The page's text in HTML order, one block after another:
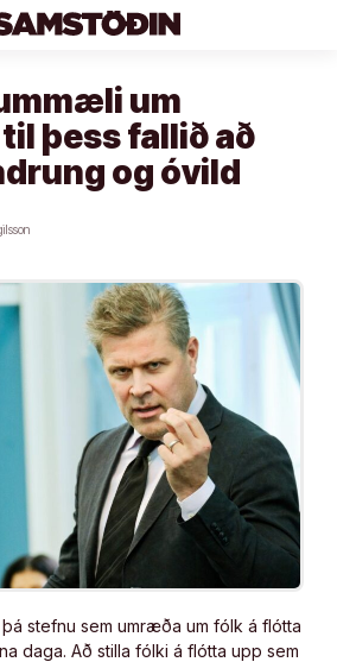
um
þess fallið að
og óvild
þá stefnu sem umræða um fólk á flótta
daga. Að stilla fólki á flótta upp sem